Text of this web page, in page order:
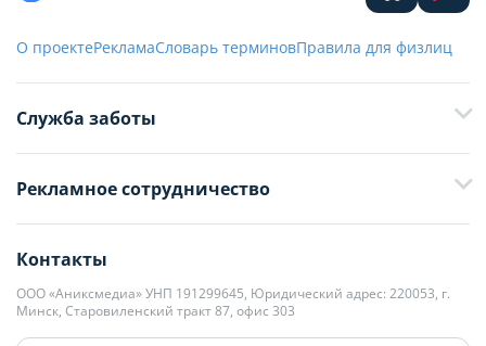
О проектеРекламаСловарь терминовПравила для физлиц
Служба заботы
+375 29 376-13-70
+375 33 376-13-70
editor@domovita.by
Мы принимаем звонки и отвечаем на письма в будние дни с 9:00 до
18:00.
Рекламное сотрудничество
+375 29 563-15-61 Кристина Филюта
kb@domovita.by
+375 29 179-11-28 Владислав Гладченко
vg@domovita.by
Контакты
ООО «Аниксмедиа» УНП 191299645, Юридический адрес: 220053, г.
Минск, Старовиленский тракт 87, офис 303